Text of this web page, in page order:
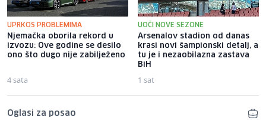
UPRKOS PROBLEMIMA
Njemačka oborila rekord u
izvozu: Ove godine se desilo
ono što dugo nije zabilježeno
4 sata
UOČI NOVE SEZONE
Arsenalov stadion od danas
krasi novi šampionski detalj, a
tu je i nezaobilazna zastava
BiH
1 sat
Oglasi za posao